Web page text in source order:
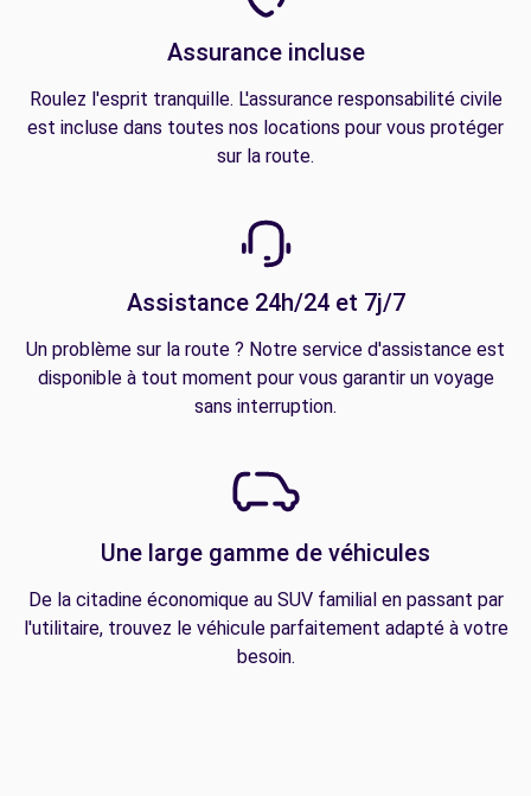
Assurance incluse
Roulez l'esprit tranquille. L'assurance responsabilité civile
est incluse dans toutes nos locations pour vous protéger
sur la route.
Assistance 24h/24 et 7j/7
Un problème sur la route ? Notre service d'assistance est
disponible à tout moment pour vous garantir un voyage
sans interruption.
Une large gamme de véhicules
De la citadine économique au SUV familial en passant par
l'utilitaire, trouvez le véhicule parfaitement adapté à votre
besoin.